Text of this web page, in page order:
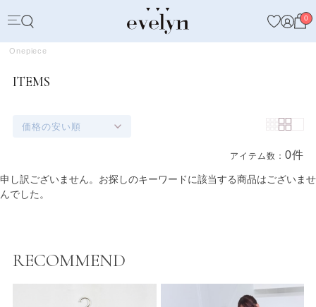
0
Onepiece
ITEMS
価格の安い順
アイテム数：0件
商品一覧
申し訳ございません。お探しのキーワードに該当する商品はございませ
んでした。
RECOMMEND